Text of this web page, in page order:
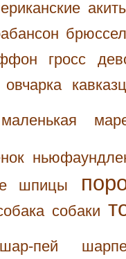
гросс
овчарка
маленькая
шпицы
собаки
шар-пей